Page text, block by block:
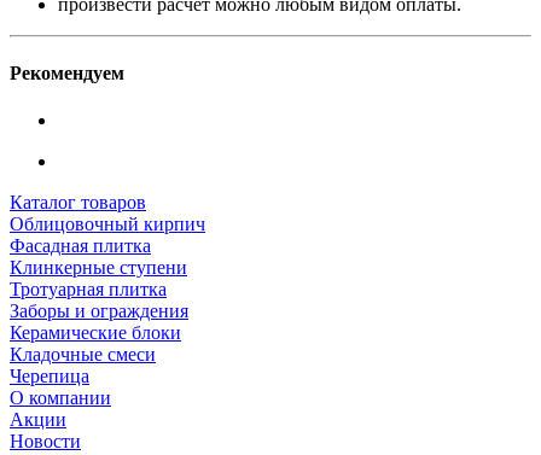
Рекомендуем
Каталог товаров
Облицовочный кирпич
Фасадная плитка
Клинкерные ступени
Тротуарная плитка
Заборы и ограждения
Керамические блоки
Кладочные смеси
Черепица
О компании
Акции
Новости